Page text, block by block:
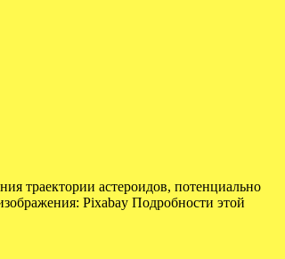
траектории астероидов, потенциально
Pixabay Подробности этой